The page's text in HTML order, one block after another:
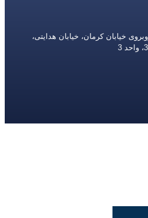
خیابان کرمان، خیابان هدایتی،